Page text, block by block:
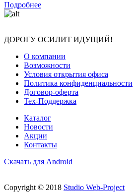
Подробнее
ДОРОГУ ОСИЛИТ ИДУЩИЙ!
О компании
Возможности
Условия открытия офиса
Политика конфиденциальности
Договор-оферта
Тех-Поддержка
Каталог
Новости
Акции
Контакты
Скачать для Android
Copyright © 2018 Studio Web-Project